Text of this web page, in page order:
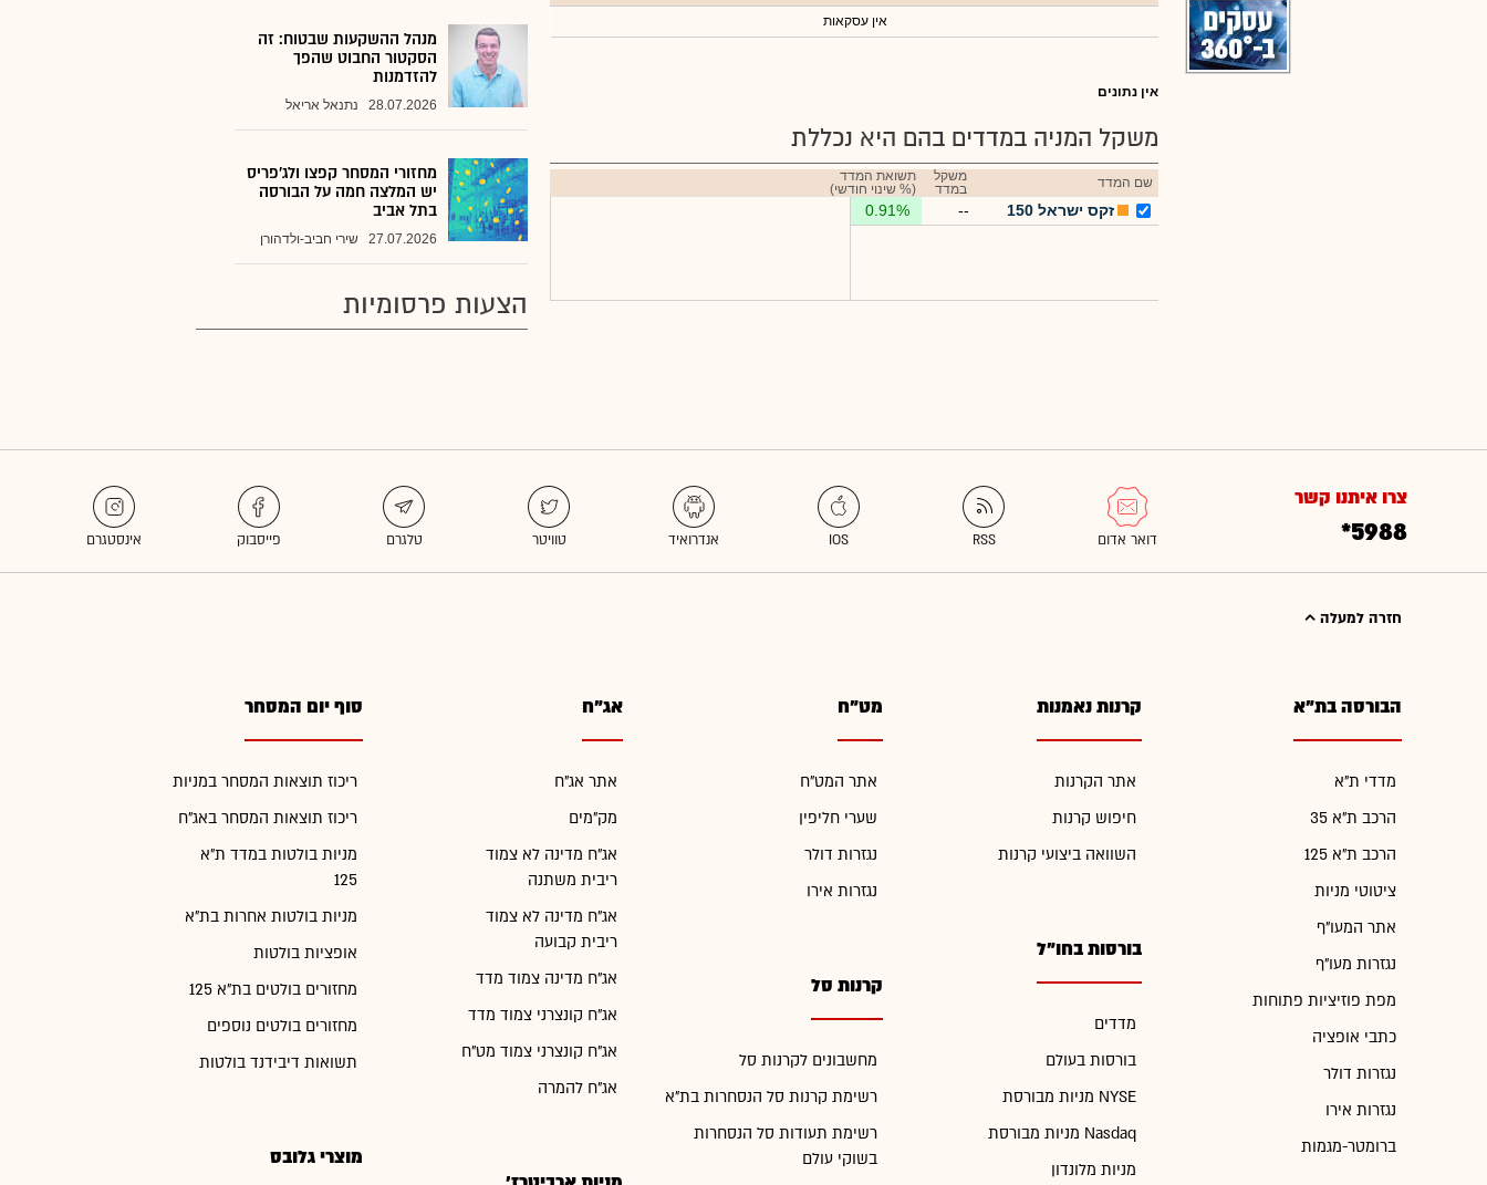
אין עסקאות
אין נתונים
משקל המניה במדדים בהם היא נכללת
שם המדד
משקל
במדד
תשואת המדד
(% שינוי חודשי)
זקס ישראל 150 --
0.91%
מנהל ההשקעות שבטוח: זה
הסקטור החבוט שהפך
להזדמנות
28.07.2026 נתנאל אריאל
מחזורי המסחר קפצו ולג'פריס
יש המלצה חמה על הבורסה
בתל אביב
27.07.2026 שירי חביב-ולדהורן
הצעות פרסומיות
צרו איתנו קשר
*5988
חזרה למעלה
הבורסה בת"א
מדדי ת"א
הרכב ת"א 35
הרכב ת"א 125
ציטוטי מניות
אתר המעו"ף
נגזרות מעו"ף
מפת פוזיציות פתוחות
כתבי אופציה
נגזרות דולר
נגזרות אירו
ברומטר-מגמות
קרנות נאמנות
אתר הקרנות
חיפוש קרנות
השוואה ביצועי קרנות
בורסות בחו"ל
מדדים
בורסות בעולם
מניות מבורסת NYSE
מניות מבורסת Nasdaq
מניות מלונדון
מט"ח
אתר המט"ח
שערי חליפין
נגזרות דולר
נגזרות אירו
קרנות סל
מחשבונים לקרנות סל
רשימת קרנות סל הנסחרות בת"א
רשימת תעודות סל הנסחרות
בשוקי עולם
אג"ח
אתר אג"ח
מק"מים
אג"ח מדינה לא צמוד
ריבית משתנה
אג"ח מדינה לא צמוד
ריבית קבועה
אג"ח מדינה צמוד מדד
אג"ח קונצרני צמוד מדד
אג"ח קונצרני צמוד מט"ח
אג"ח להמרה
סוף יום המסחר
ריכוז תוצאות המסחר במניות
ריכוז תוצאות המסחר באג"ח
מניות בולטות במדד ת"א
125
מניות בולטות אחרות בת"א
אופציות בולטות
מחזורים בולטים בת"א 125
מחזורים בולטים נוספים
תשואות דיבידנד בולטות
מוצרי גלובס